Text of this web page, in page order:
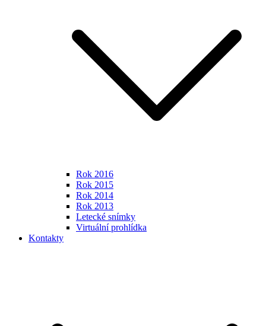
Rok 2016
Rok 2015
Rok 2014
Rok 2013
Letecké snímky
Virtuální prohlídka
Kontakty